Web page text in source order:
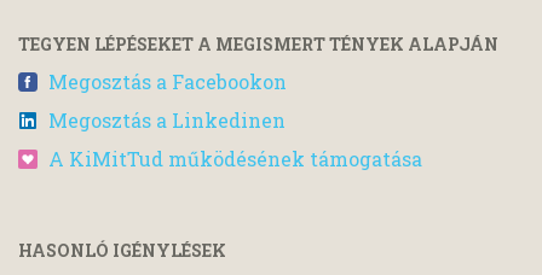
TEGYEN LÉPÉSEKET A MEGISMERT TÉNYEK ALAPJÁN
Megosztás a Facebookon
Megosztás a Linkedinen
A KiMitTud működésének támogatása
HASONLÓ IGÉNYLÉSEK